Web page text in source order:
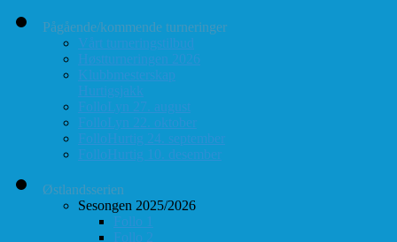
Pågående/kommende turneringer
Vårt turneringstilbud
Høstturneringen 2026
Klubbmesterskap
Hurtigsjakk
FolloLyn 27. august
FolloLyn 22. oktober
FolloHurtig 24. september
FolloHurtig 10. desember
Østlandsserien
Sesongen 2025/2026
Follo 1
Follo 2